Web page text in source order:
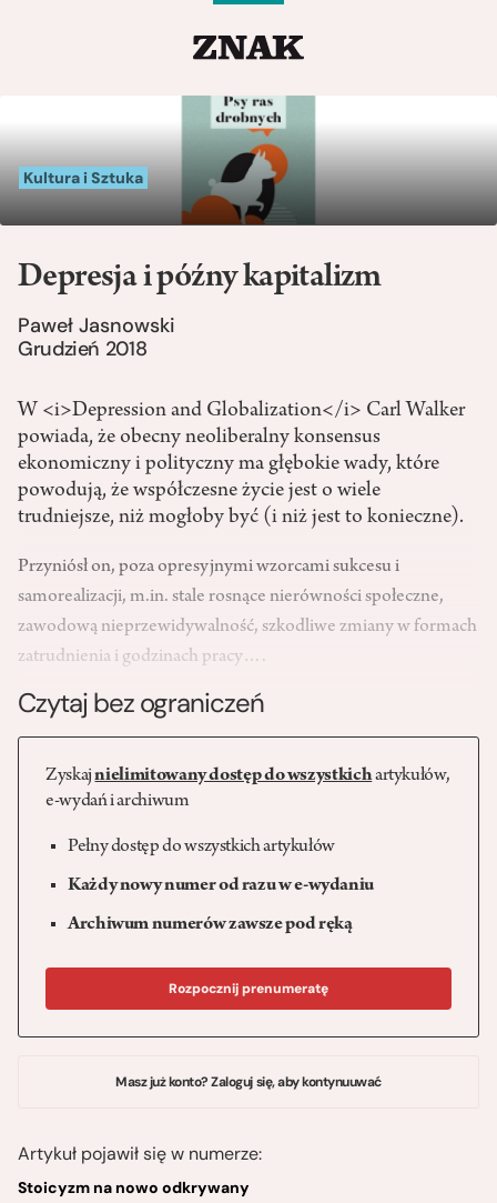
Kultura i Sztuka
Depresja i późny kapitalizm
Paweł Jasnowski
Grudzień 2018
W <i>Depression and Globalization</i> Carl Walker
powiada, że obecny neoliberalny konsensus
ekonomiczny i polityczny ma głębokie wady, które
powodują, że współczesne życie jest o wiele
trudniejsze, niż mogłoby być (i niż jest to konieczne).
Przyniósł on, poza opresyjnymi wzorcami sukcesu i
samorealizacji, m.in. stale rosnące nierówności społeczne,
zawodową nieprzewidywalność, szkodliwe zmiany w formach
zatrudnienia i godzinach pracy….
Czytaj bez ograniczeń
Zyskajnielimitowany dostęp do wszystkichartykułów,
e-wydań i archiwum
Pełny dostęp do wszystkich artykułów
Każdy nowy numer od razu w e-wydaniu
Archiwum numerów zawsze pod ręką
Rozpocznij prenumeratę
Masz już konto? Zaloguj się, aby kontynuuwać
Artykuł pojawił się w numerze:
Stoicyzm na nowo odkrywany